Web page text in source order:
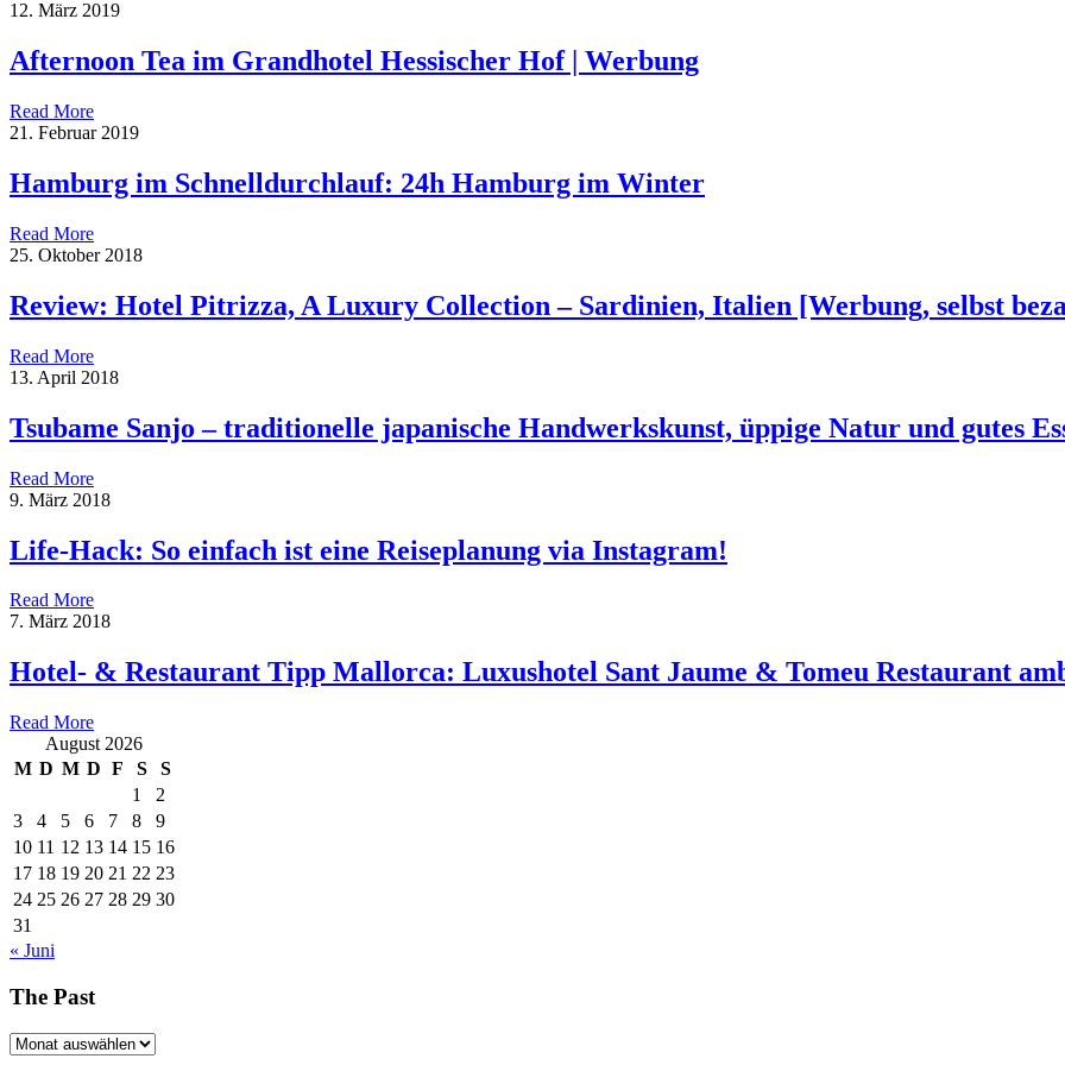
12. März 2019
Afternoon Tea im Grandhotel Hessischer Hof | Werbung
Read More
21. Februar 2019
Hamburg im Schnelldurchlauf: 24h Hamburg im Winter
Read More
25. Oktober 2018
Review: Hotel Pitrizza, A Luxury Collection – Sardinien, Italien [Werbung, selbst
Read More
13. April 2018
Tsubame Sanjo – traditionelle japanische Handwerkskunst, üppige Natur und gutes
Read More
9. März 2018
Life-Hack: So einfach ist eine Reiseplanung via Instagram!
Read More
7. März 2018
Hotel- & Restaurant Tipp Mallorca: Luxushotel Sant Jaume & Tomeu Restaurant
Read More
August 2026
M D M D F S
S
1
2
3
4 5 6 7 8
9
10 11 12 13 14 15 16
17 18 19 20 21 22 23
24 25 26 27 28 29 30
31
« Juni
The Past
The